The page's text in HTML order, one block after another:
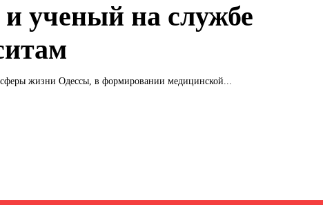
и ученый на службе
жизни Одессы, в формировании медицинской...